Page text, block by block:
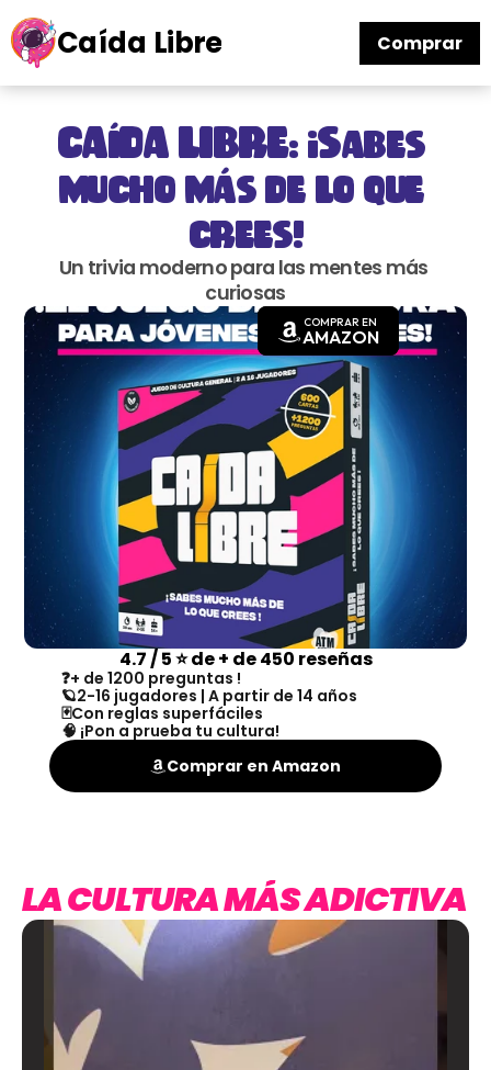
COMPRAR EN
AMAZON
Caída Libre Comprar
CAÍDA LIBRE: ¡Sabes
mucho más de lo que
crees!
Un trivia moderno para las mentes más
curiosas
4.7 / 5 ⭐ de + de 450 reseñas
❓​+ de 1200 preguntas !
🪐​​2-16 jugadores | A partir de 14 años
🃏Con reglas superfáciles
🧠 ¡Pon a prueba tu cultura!
Comprar en Amazon
LA CULTURA MÁS ADICTIVA